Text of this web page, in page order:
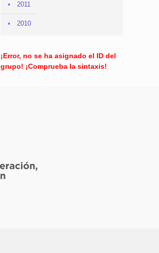
2011
2010
¡Error, no se ha asignado el ID del
grupo! ¡Comprueba la sintaxis!